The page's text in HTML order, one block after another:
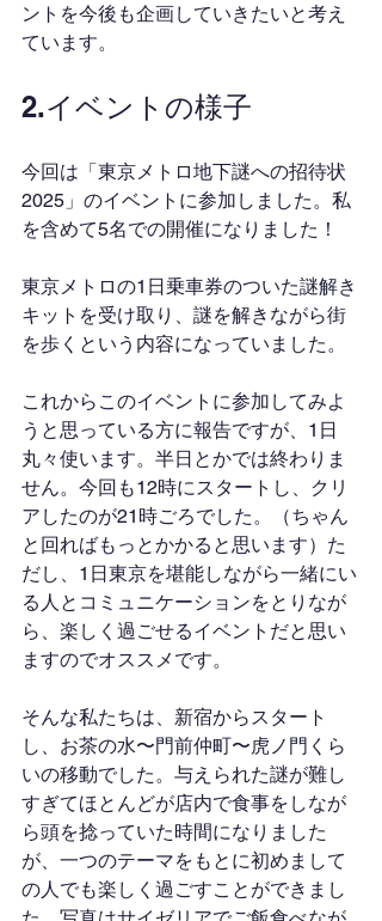
ントを今後も企画していきたいと考え
ています。
2.イベントの様子
今回は「東京メトロ地下謎への招待状
2025」のイベントに参加しました。私
を含めて5名での開催になりました！
東京メトロの1日乗車券のついた謎解き
キットを受け取り、謎を解きながら街
を歩くという内容になっていました。
これからこのイベントに参加してみよ
うと思っている方に報告ですが、1日
丸々使います。半日とかでは終わりま
せん。今回も12時にスタートし、クリ
アしたのが21時ごろでした。（ちゃん
と回ればもっとかかると思います）た
だし、1日東京を堪能しながら一緒にい
る人とコミュニケーションをとりなが
ら、楽しく過ごせるイベントだと思い
ますのでオススメです。
そんな私たちは、新宿からスタート
し、お茶の水〜門前仲町〜虎ノ門くら
いの移動でした。与えられた謎が難し
すぎてほとんどが店内で食事をしなが
ら頭を捻っていた時間になりました
が、一つのテーマをもとに初めまして
の人でも楽しく過ごすことができまし